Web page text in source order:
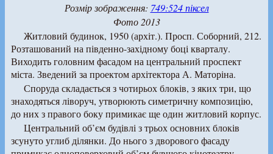
Розмір зображення: 749:524 піксел
Фото 2013
Житловий будинок, 1950 (архіт.). Просп. Соборний, 212.
Розташований на південно-західному боці кварталу.
Виходить головним фасадом на центральний проспект
міста. Зведений за проектом архітектора А. Маторіна.
Споруда складається з чотирьох блоків, з яких три, що
знаходяться ліворуч, утворюють симетричну композицію,
до них з правого боку примикає ще один житловий корпус.
Центральний об’єм будівлі з трьох основних блоків
зсунуто углиб ділянки. До нього з дворового фасаду